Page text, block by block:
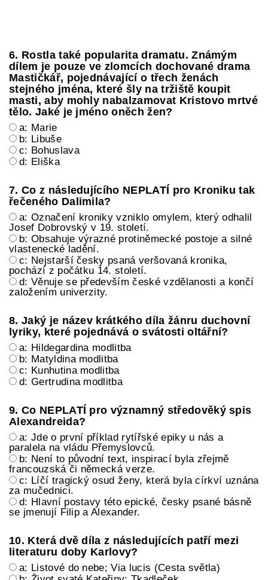
6. Rostla také popularita dramatu. Známým
dílem je pouze ve zlomcích dochované drama
Mastičkář, pojednávající o třech ženách
stejného jména, které šly na tržiště koupit
masti, aby mohly nabalzamovat Kristovo mrtvé
tělo. Jaké je jméno oněch žen?
a: Marie
b: Libuše
c: Bohuslava
d: Eliška
7. Co z následujícího NEPLATÍ pro Kroniku tak
řečeného Dalimila?
a: Označení kroniky vzniklo omylem, který odhalil
Josef Dobrovský v 19. století.
b: Obsahuje výrazné protiněmecké postoje a silné
vlastenecké ladění.
c: Nejstarší česky psaná veršovaná kronika,
pochází z počátku 14. století.
d: Věnuje se především české vzdělanosti a končí
založením univerzity.
8. Jaký je název krátkého díla žánru duchovní
lyriky, které pojednává o svátosti oltářní?
a: Hildegardina modlitba
b: Matyldina modlitba
c: Kunhutina modlitba
d: Gertrudina modlitba
9. Co NEPLATÍ pro významný středověký spis
Alexandreida?
a: Jde o první příklad rytířské epiky u nás a
paralela na vládu Přemyslovců.
b: Není to původní text, inspirací byla zřejmě
francouzská či německá verze.
c: Líčí tragický osud ženy, která byla církví uznána
za mučednici.
d: Hlavní postavy této epické, česky psané básně
se jmenují Filip a Alexander.
10. Která dvě díla z následujících patří mezi
literaturu doby Karlovy?
a: Listové do nebe; Via lucis (Cesta světla)